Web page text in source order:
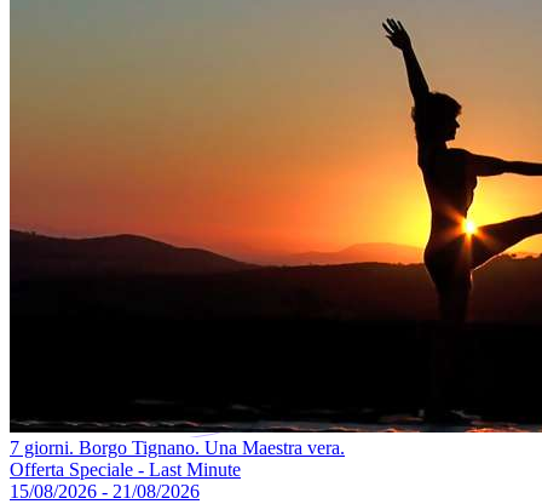
7 giorni. Borgo Tignano. Una Maestra vera.
Offerta Speciale - Last Minute
15/08/2026 - 21/08/2026